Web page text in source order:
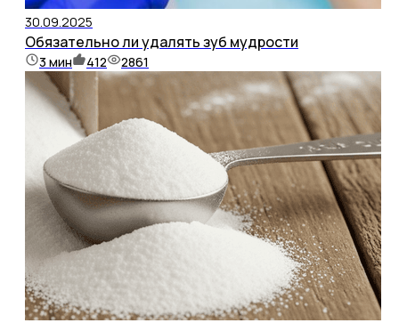
30.09.2025
Обязательно ли удалять зуб мудрости
3 мин 412 2861